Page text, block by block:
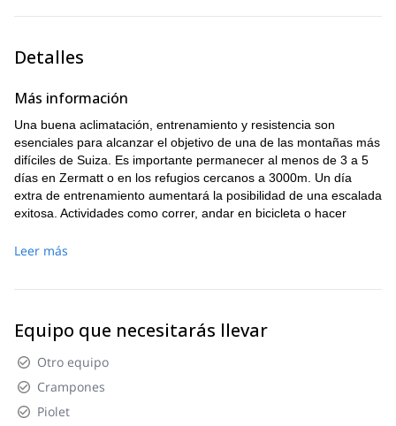
escalada e intentaremos dormir.
y a una zona con cuerdas fijas. El techo es la parte más alta
ascenso a la cumbre será más fácil. Nos llevará alrededor
cantidad de tiempo descender. Por lo tanto, después de 10
horas más menos de escalada volveremos a Hörnlihut.
Detalles
Más información
Una buena aclimatación, entrenamiento y resistencia son
esenciales para alcanzar el objetivo de una de las montañas más
difíciles de Suiza. Es importante permanecer al menos de 3 a 5
días en Zermatt o en los refugios cercanos a 3000m. Un día
extra de entrenamiento aumentará la posibilidad de una escalada
exitosa. Actividades como correr, andar en bicicleta o hacer
Leer más
Equipo que necesitarás llevar
Otro equipo
Crampones
Piolet